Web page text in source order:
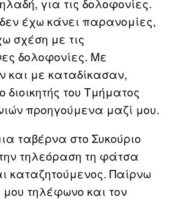
για τις δολοφονίες.
έχω κάνει παρανομίες,
σχέση με τις
δολοφονίες. Με
και με καταδίκασαν,
διοικητής του Τμήματος
προηγούμενα μαζί μου.
ταβέρνα στο Συκούριο
τηλεόραση τη φάτσα
καταζητούμενος. Παίρνω
μου τηλέφωνο και τον